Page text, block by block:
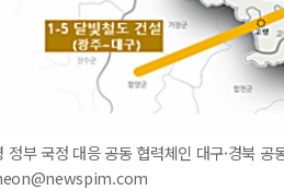
정부 국정 대응 공동 협력체인 대구·경북